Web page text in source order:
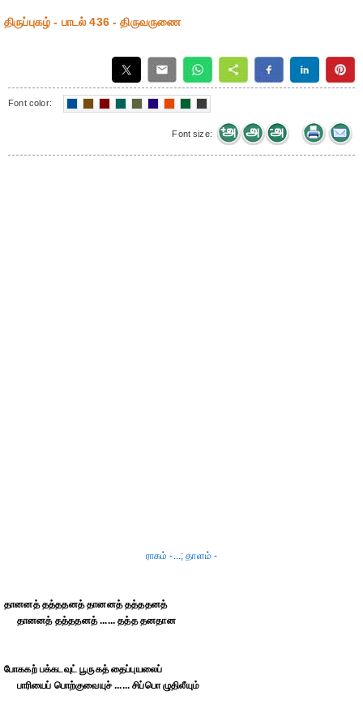
திருப்புகழ் - பாடல் 436 - திருவருணை
Font color:
Font size:
ராகம் -...; தாளம் -
தானனத் தத்ததனத் தானனத் தத்ததனத்
தானனத் தத்ததனத் ...... தத்த தனதான
போககற் பக்கடவுட் பூருகத் தைப்புயலைப்
பாரியைப் பொற்குவையுச் ...... சிப்பொ ழுதிலீயும்